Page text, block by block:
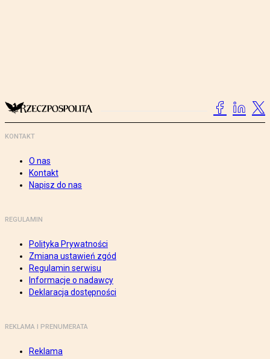
KONTAKT
O nas
Kontakt
Napisz do nas
REGULAMIN
Polityka Prywatności
Zmiana ustawień zgód
Regulamin serwisu
Informacje o nadawcy
Deklaracja dostępności
REKLAMA I PRENUMERATA
Reklama